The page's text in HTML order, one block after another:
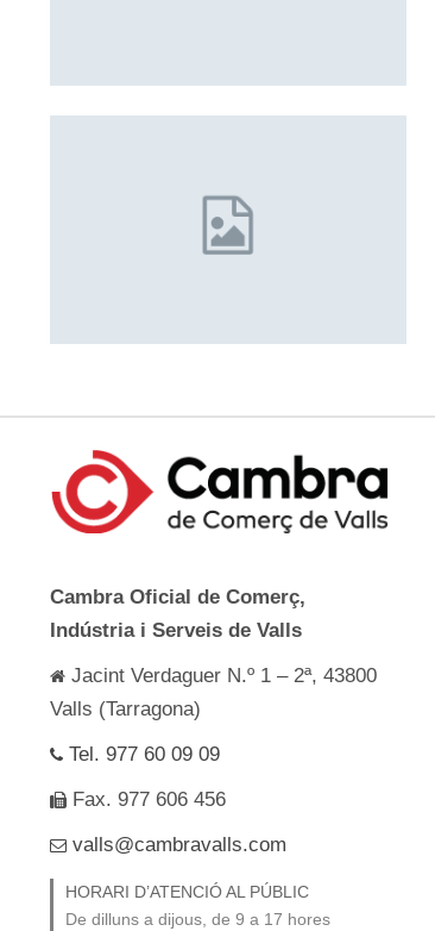
Cambra Oficial de Comerç,
Indústria i Serveis de Valls
Jacint Verdaguer N.º 1 – 2ª, 43800
Valls (Tarragona)
Tel. 977 60 09 09
Fax. 977 606 456
valls@cambravalls.com
HORARI D’ATENCIÓ AL PÚBLIC
De dilluns a dijous, de 9 a 17 hores